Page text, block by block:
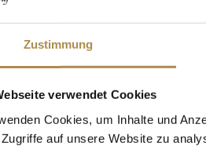
Zustimmung
verwendet Cookies
Cookies, um Inhalte und
auf unsere Website zu